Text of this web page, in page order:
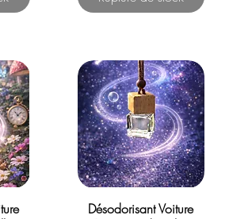
Désodorisant Voiture